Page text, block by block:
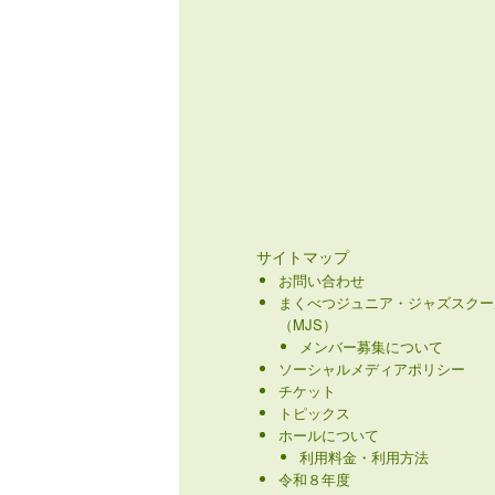
サイトマップ
お問い合わせ
まくべつジュニア・ジャズスク
（MJS）
メンバー募集について
ソーシャルメディアポリシー
チケット
トピックス
ホールについて
利用料金・利用方法
令和８年度